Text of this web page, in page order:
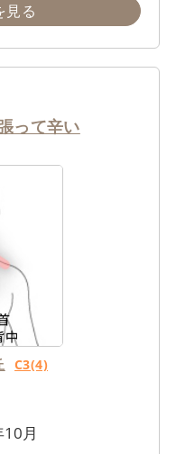
見る
って辛い
C3(4)
月